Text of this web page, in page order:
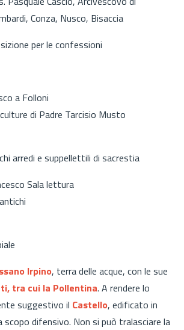
Conza, Nusco, Bisaccia
per le confessioni
a Folloni
di Padre Tarcisio Musto
arredi e suppellettili di sacrestia
Sala lettura
Irpino, terra delle acque, con le sue
tra cui la Pollentina. A rendere lo
suggestivo il Castello, edificato in
scopo difensivo. Non si può tralasciare la